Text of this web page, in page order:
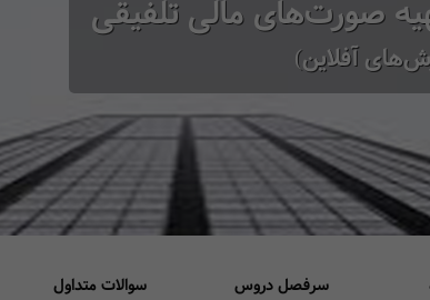
صورت‌های مالی تلفیقی
آفلاین)
سرفصل دروس سوالات متداول